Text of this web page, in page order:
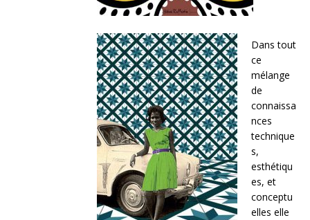
Dans tout
ce
mélange
de
connaissa
nces
technique
s,
esthétiqu
es, et
conceptu
elles elle